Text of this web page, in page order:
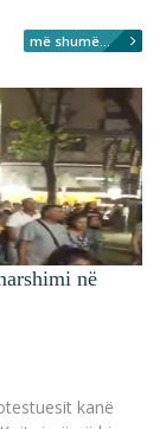
më shumë...
në
kanë